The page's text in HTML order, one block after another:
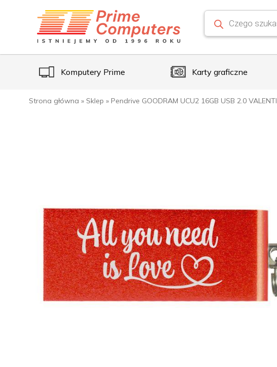
Komputery Prime Karty graficzne
Strona główna » Sklep » Pendrive GOODRAM UCU2 16GB USB 2.0